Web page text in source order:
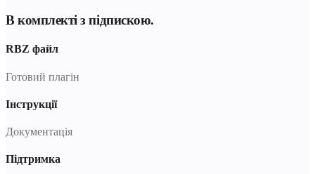
В комплекті з підпискою.
RBZ файл
Готовий плагін
Інструкції
Документація
Підтримка